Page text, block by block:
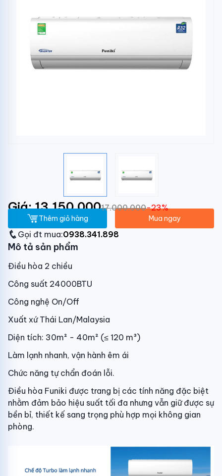
Giá: 13.150.00017.000.000-23%
Thêm giỏ hàng Mua ngay
Gọi đt mua:0938.341.898
Mô tả sản phẩm
Điều hòa 2 chiều
Công suất 24000BTU
Công nghệ On/Off
Xuất xứ Thái Lan/Malaysia
Diện tích: 30m² - 40m² (≤ 120 m³)
Làm lạnh nhanh, vận hành êm ái
Chức năng tự chẩn đoán lỗi.
Điều hòa Funiki được trang bị các tính năng đặc biệt
nhằm đảm bảo hiệu suất tối đa nhưng vẫn giữ được sự
bền bỉ, thiết kế sang trọng phù hợp mọi không gian
phòng.